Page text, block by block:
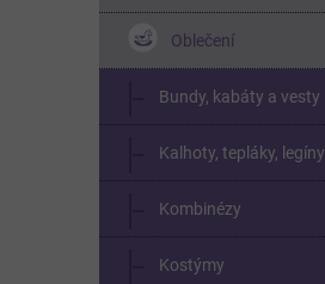
Oblečení
Bundy, kabáty a vesty
Kalhoty, tepláky, legíny
Kombinézy
Kostýmy